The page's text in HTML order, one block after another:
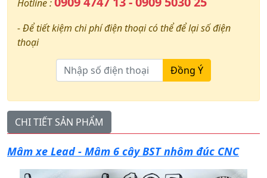
Hotline :
- Để tiết kiệm chi phí điện thoại có thể để lại số điện
thoại
Đồng Ý
CHI TIẾT SẢN PHẨM
Mâm xe Lead - Mâm 6 cây BST nhôm đúc CNC